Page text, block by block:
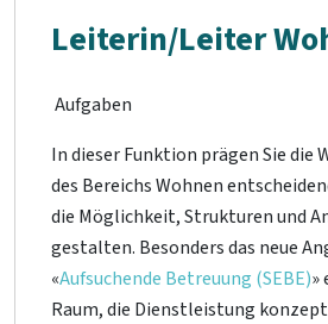
Leiterin/Leiter
Aufgaben
In dieser Funktion prägen Sie die
des Bereichs Wohnen
die Möglichkeit, Strukturen und
gestalten. Besonders das neue
«Aufsuchende Betreuung (SEBE)»
Raum, die Dienstleistung